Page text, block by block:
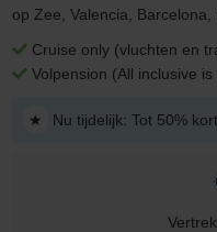
op Zee, Valencia, Barcelona,
Cruise only (vluchten en
Volpension (All inclusive
★ Nu tijdelijk: Tot 50%